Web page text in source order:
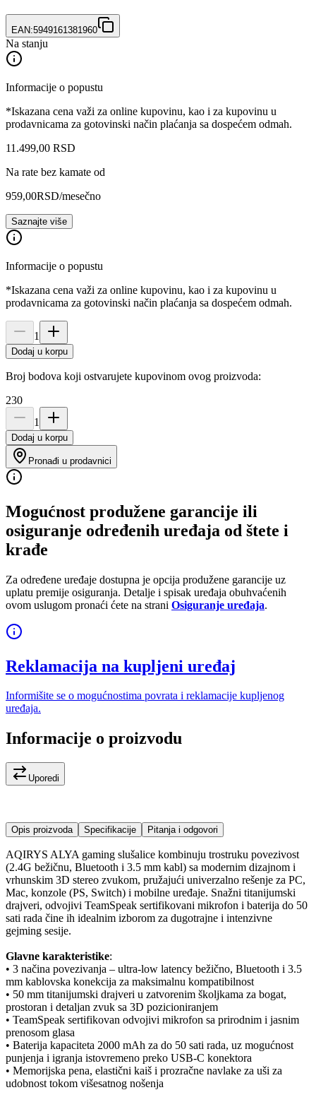
EAN:5949161381960
Na stanju
Informacije o popustu
*Iskazana cena važi za online kupovinu, kao i za kupovinu u
prodavnicama za gotovinski način plaćanja sa dospećem odmah.
11.499,00 RSD
Na rate bez kamate od
959,00RSD/mesečno
Saznajte više
Informacije o popustu
*Iskazana cena važi za online kupovinu, kao i za kupovinu u
prodavnicama za gotovinski način plaćanja sa dospećem odmah.
1
Dodaj u korpu
Broj bodova koji ostvarujete kupovinom ovog proizvoda:
230
1
Dodaj u korpu
Pronađi u prodavnici
Mogućnost produžene garancije ili
osiguranje određenih uređaja od štete i
krađe
Za određene uređaje dostupna je opcija produžene garancije uz
uplatu premije osiguranja. Detalje i spisak uređaja obuhvaćenih
ovom uslugom pronaći ćete na strani Osiguranje uređaja.
Reklamacija na kupljeni uređaj
Informišite se o mogućnostima povrata i reklamacije kupljenog
uređaja.
Informacije o proizvodu
Uporedi
Opis proizvoda Specifikacije Pitanja i odgovori
AQIRYS ALYA gaming slušalice kombinuju trostruku povezivost
(2.4G bežičnu, Bluetooth i 3.5 mm kabl) sa modernim dizajnom i
vrhunskim 3D stereo zvukom, pružajući univerzalno rešenje za PC,
Mac, konzole (PS, Switch) i mobilne uređaje. Snažni titanijumski
drajveri, odvojivi TeamSpeak sertifikovani mikrofon i baterija do 50
sati rada čine ih idealnim izborom za dugotrajne i intenzivne
gejming sesije.
Glavne karakteristike:
• 3 načina povezivanja – ultra-low latency bežično, Bluetooth i 3.5
mm kablovska konekcija za maksimalnu kompatibilnost
• 50 mm titanijumski drajveri u zatvorenim školjkama za bogat,
prostoran i detaljan zvuk sa 3D pozicioniranjem
• TeamSpeak sertifikovan odvojivi mikrofon sa prirodnim i jasnim
prenosom glasa
• Baterija kapaciteta 2000 mAh za do 50 sati rada, uz mogućnost
punjenja i igranja istovremeno preko USB-C konektora
• Memorijska pena, elastični kaiš i prozračne navlake za uši za
udobnost tokom višesatnog nošenja